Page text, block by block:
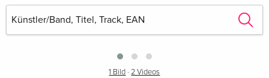
1 Bild ·2 Videos